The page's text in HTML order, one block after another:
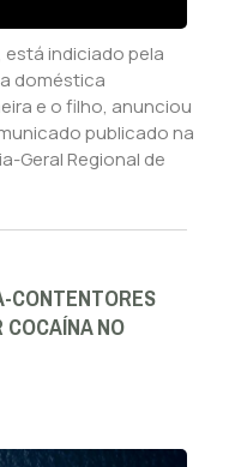
indiciado pela
doméstica
e o filho, anunciou
publicado na
Geral Regional de
CONTENTORES
NO